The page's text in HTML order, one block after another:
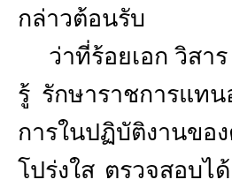
กล่าวต้อนรับ
ว่าที่ร้อยเอก วิสา
รู้ รักษาราชการแท
การในปฏิบัติงานข
โปร่งใส ตรวจสอบไ